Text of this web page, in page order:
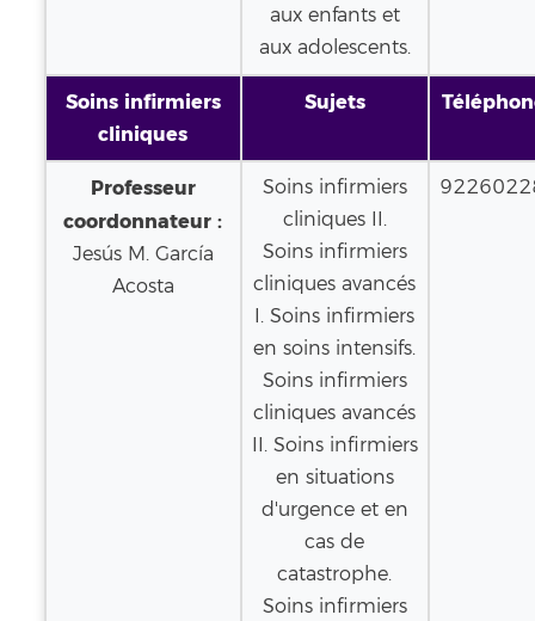
aux enfants et
aux adolescents.
Soins infirmiers
cliniques
Sujets
Professeur
coordonnateur :
Jesús M. García
Acosta
Soins infirmiers
cliniques II.
Soins infirmiers
cliniques avancés
I. Soins infirmiers
en soins intensifs.
Soins infirmiers
cliniques avancés
II. Soins infirmiers
en situations
d'urgence et en
cas de
catastrophe.
Soins infirmiers